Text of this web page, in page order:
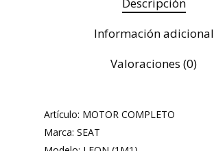
Descripción
Información adicional
Valoraciones (0)
Artículo: MOTOR COMPLETO
Marca: SEAT